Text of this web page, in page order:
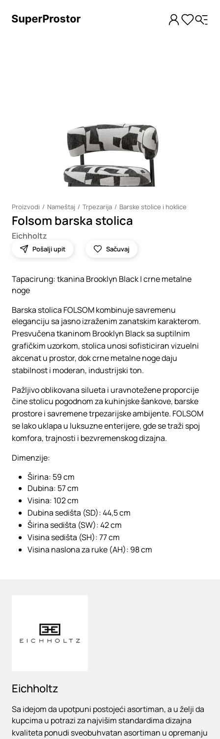
Proizvodi Nameštaj Trpezarija Barske stolice i hoklice
Folsom barska stolica
Eichholtz
Pošalji upit Sačuvaj
Tapacirung: tkanina Brooklyn Black | crne metalne
noge
Barska stolica FOLSOM kombinuje savremenu
eleganciju sa jasno izraženim zanatskim karakterom.
Presvučena tkaninom Brooklyn Black sa suptilnim
grafičkim uzorkom, stolica unosi sofisticiran vizuelni
akcenat u prostor, dok crne metalne noge daju
stabilnost i moderan, industrijski ton.
Pažljivo oblikovana silueta i uravnotežene proporcije
čine stolicu pogodnom za kuhinjske šankove, barske
prostore i savremene trpezarijske ambijente. FOLSOM
se lako uklapa u luksuzne enterijere, gde se traži spoj
komfora, trajnosti i bezvremenskog dizajna.
Dimenzije:
Širina: 59 cm
Dubina: 57 cm
Visina: 102 cm
Dubina sedišta (SD): 44,5 cm
Širina sedišta (SW): 42 cm
Visina sedišta (SH): 77 cm
Visina naslona za ruke (AH): 98 cm
Eichholtz
Sa idejom da upotpuni postojeći asortiman, a u želji da
kupcima u potrazi za najvišim standardima dizajna
kvaliteta ponudi sveobuhvatan asortiman u opremanju